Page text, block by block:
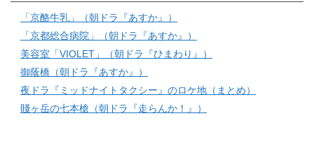
「京酪牛乳」（朝ドラ『あすか』）
「京都総合病院」（朝ドラ『あすか』）
美容室「VIOLET」（朝ドラ『ひまわり』）
御蔭橋（朝ドラ『あすか』）
夜ドラ『ミッドナイトタクシー』のロケ地（まとめ）
賤ヶ岳の七本槍（朝ドラ『走らんか！』）